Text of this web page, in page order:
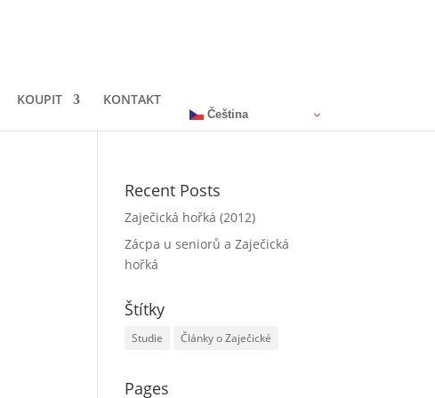
KOUPIT KONTAKT
Čeština‎
Recent Posts
Zaječická hořká (2012)
Zácpa u seniorů a Zaječická
hořká
Štítky
Studie Články o Zaječické
Pages